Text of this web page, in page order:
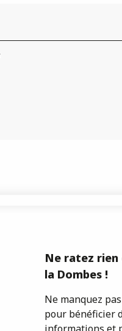
Ne ratez
la Dombes !
Ne manquez
pour bénéficier